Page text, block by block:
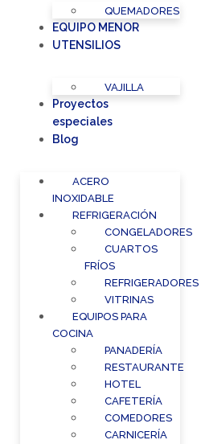
QUEMADORES
EQUIPO MENOR
UTENSILIOS
VAJILLA
Proyectos
especiales
Blog
ACERO
INOXIDABLE
REFRIGERACIÓN
CONGELADORES
CUARTOS
FRÍOS
REFRIGERADORES
VITRINAS
EQUIPOS PARA
COCINA
PANADERÍA
RESTAURANTE
HOTEL
CAFETERÍA
COMEDORES
CARNICERÍA